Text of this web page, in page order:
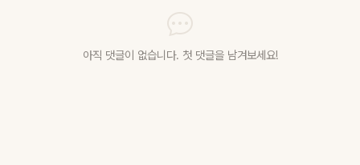
아직 댓글이 없습니다. 첫 댓글을 남겨보세요!